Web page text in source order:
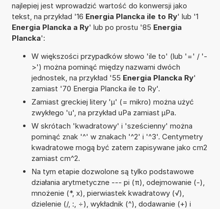
najlepiej jest wprowadzić wartość do konwersji jako
tekst, na przykład '16 Energia Plancka ile to Ry' lub '1
Energia Plancka a Ry' lub po prostu '85 Energia
Plancka':
W większości przypadków słowo 'ile to' (lub '=' / '-
>') można pominąć między nazwami dwóch
jednostek, na przykład '55 Energia Plancka Ry'
zamiast '70 Energia Plancka ile to Ry'.
Zamiast greckiej litery 'µ' (= mikro) można użyć
zwykłego 'u', na przykład uPa zamiast µPa.
W skrótach 'kwadratowy' i 'sześcienny' można
pominąć znak '^' w znakach '^2' i '^3'. Centymetry
kwadratowe mogą być zatem zapisywane jako cm2
zamiast cm^2.
Na tym etapie dozwolone są tylko podstawowe
działania arytmetyczne --- pi (π), odejmowanie (-),
mnożenie (*, x), pierwiastek kwadratowy (√),
dzielenie (/, :, ÷), wykładnik (^), dodawanie (+) i